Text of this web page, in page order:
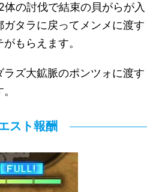
体の討伐で結束の貝がらが入
タラに戻ってメンメに渡す
もらえます。
ラズ大鉱脈のポンツォに渡す
スト報酬